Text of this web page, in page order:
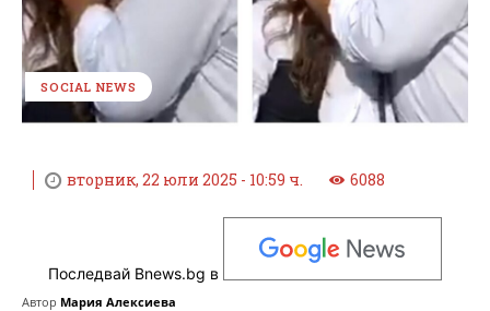
SOCIAL NEWS
вторник, 22 юли 2025 - 10:59 ч. 6088
Последвай Bnews.bg в
Автор Мария Алексиева